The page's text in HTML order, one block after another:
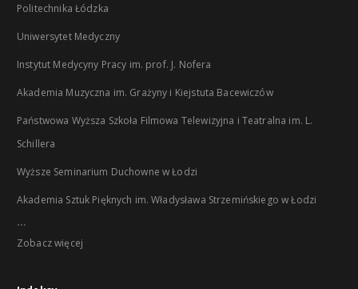
Politechnika Łódzka
Uniwersytet Medyczny
Instytut Medycyny Pracy im. prof. J. Nofera
Akademia Muzyczna im. Grażyny i Kiejstuta Bacewiczów
Państwowa Wyższa Szkoła Filmowa Telewizyjna i Teatralna im. L.
Schillera
Wyższe Seminarium Duchowne w Łodzi
Akademia Sztuk Pięknych im. Władysława Strzemińskiego w Łodzi
...
Zobacz więcej